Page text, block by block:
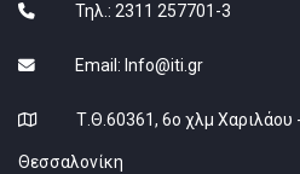
Τηλ.: 2311 257701-3
Email: Info@iti.gr
Τ.Θ.60361, 6ο χλμ Χαριλάου
Θεσσαλονίκη